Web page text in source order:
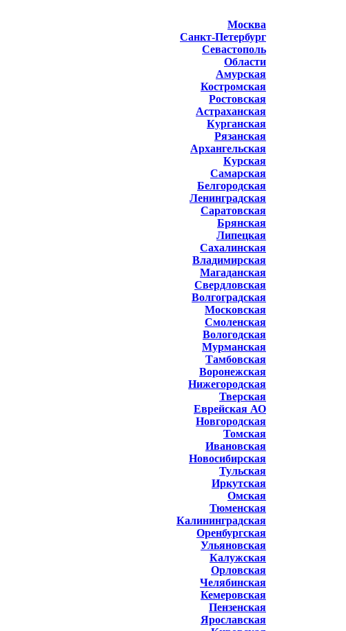
Москва
Санкт-Петербург
Севастополь
Области
Амурская
Костромская
Ростовская
Астраханская
Курганская
Рязанская
Архангельская
Курская
Самарская
Белгородская
Ленинградская
Саратовская
Брянская
Липецкая
Сахалинская
Владимирская
Магаданская
Свердловская
Волгоградская
Московская
Смоленская
Вологодская
Мурманская
Тамбовская
Воронежская
Нижегородская
Тверская
Еврейская АО
Новгородская
Томская
Ивановская
Новосибирская
Тульская
Иркутская
Омская
Тюменская
Калининградская
Оренбургская
Ульяновская
Калужская
Орловская
Челябинская
Кемеровская
Пензенская
Ярославская